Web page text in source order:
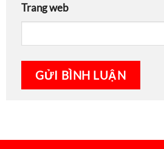
Trang web